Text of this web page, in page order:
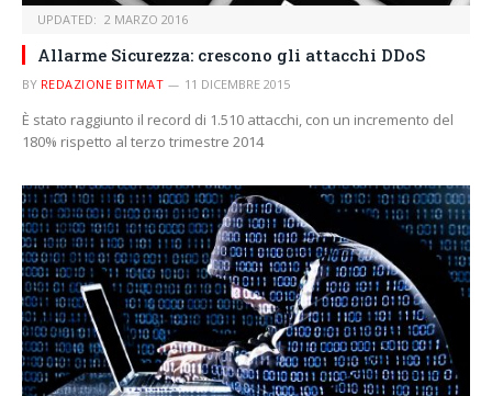
UPDATED: 2 MARZO 2016
Allarme Sicurezza: crescono gli attacchi DDoS
BY REDAZIONE BITMAT 11 DICEMBRE 2015
È stato raggiunto il record di 1.510 attacchi, con un incremento del
180% rispetto al terzo trimestre 2014